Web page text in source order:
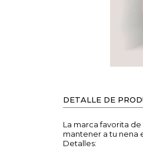
DETALLE DE
La marca favorita
mantener a tu nena
Detalles: